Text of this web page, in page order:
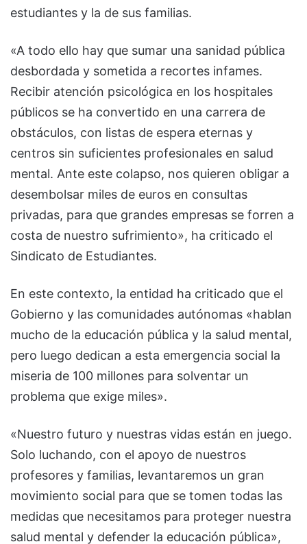
estudiantes y la de sus familias.
«A todo ello hay que sumar una sanidad pública
desbordada y sometida a recortes infames.
Recibir atención psicológica en los hospitales
públicos se ha convertido en una carrera de
obstáculos, con listas de espera eternas y
centros sin suficientes profesionales en salud
mental. Ante este colapso, nos quieren obligar a
desembolsar miles de euros en consultas
privadas, para que grandes empresas se forren a
costa de nuestro sufrimiento», ha criticado el
Sindicato de Estudiantes.
En este contexto, la entidad ha criticado que el
Gobierno y las comunidades autónomas «hablan
mucho de la educación pública y la salud mental,
pero luego dedican a esta emergencia social la
miseria de 100 millones para solventar un
problema que exige miles».
«Nuestro futuro y nuestras vidas están en juego.
Solo luchando, con el apoyo de nuestros
profesores y familias, levantaremos un gran
movimiento social para que se tomen todas las
medidas que necesitamos para proteger nuestra
salud mental y defender la educación pública»,